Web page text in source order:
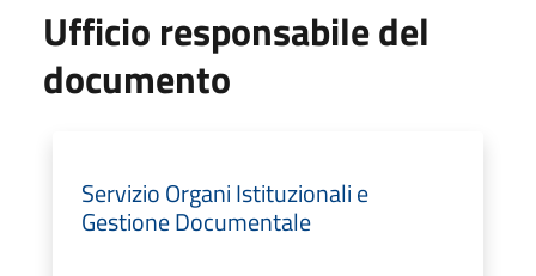
Ufficio responsabile del
documento
Servizio Organi Istituzionali e
Gestione Documentale